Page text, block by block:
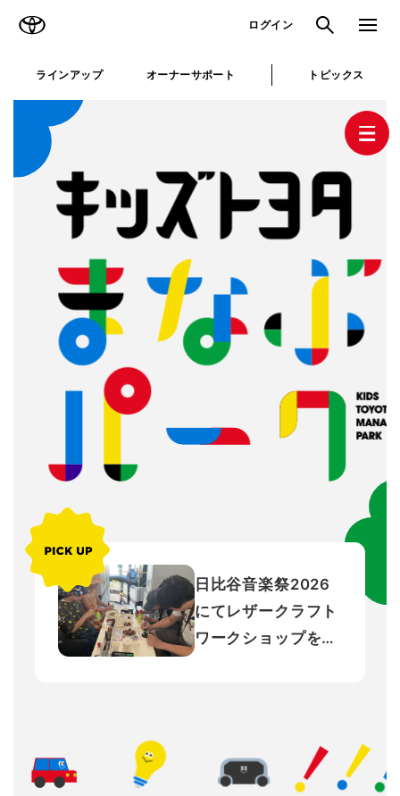
ログイン 検索 メニュ
ラインアップ オーナーサポート トピックス
キッズトヨタまなぶパークとは
活動紹介
コンテンツ紹介
お知らせ
日比谷音楽祭2026
にてレザークラフト
ワークショップを行